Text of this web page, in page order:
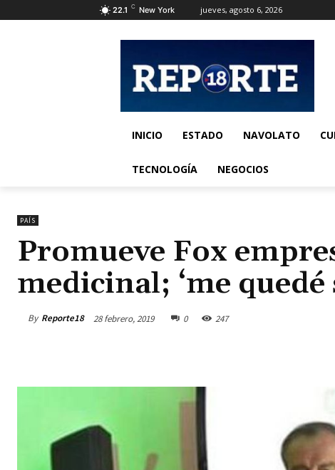
22.1 C New York jueves, agosto 6, 2026
INICIO ESTADO NAVOLATO
TECNOLOGÍA NEGOCIOS
PAÍS
Promueve Fox
medicinal; ‘me quedé
By Reporte18 28 febrero, 2019 0 247